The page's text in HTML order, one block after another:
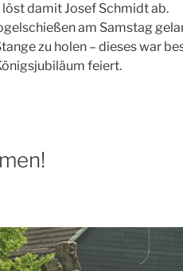
damit Josef Schmidt ab.
am Samstag
zu holen – dieses war
feiert.